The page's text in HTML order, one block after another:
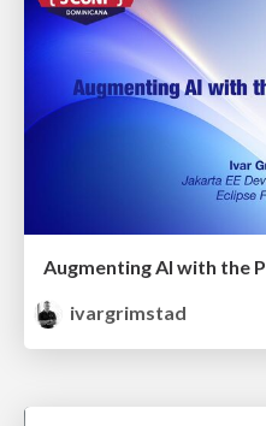
Augmenting AI with the
ivargrimstad